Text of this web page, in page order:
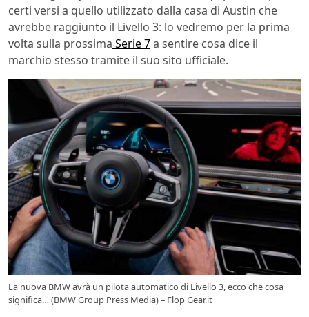
certi versi a quello utilizzato dalla casa di Austin che
avrebbe raggiunto il Livello 3: lo vedremo per la prima
volta sulla prossima Serie 7a sentire cosa dice il
marchio stesso tramite il suo sito ufficiale.
La nuova BMW avrà un pilota automatico di Livello 3, ecco che cosa
significa… (BMW Group Press Media) – Flop Gear.it